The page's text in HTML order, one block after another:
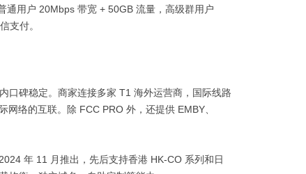
通用户 20Mbps 带宽 + 50GB 流量，高级群用户
支付。
口碑稳定。商家连接多家 T1 海外运营商，国际线路
络的互联。除 FCC PRO 外，还提供 EMBY、
年 11 月推出，先后支持香港 HK-CO 系列和日